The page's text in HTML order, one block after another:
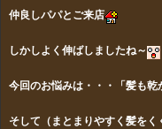
仲良しパパとご来店
しかしよく伸ばしましたね～
今回のお悩みは・・・「髪も
そして（まとまりやすく髪をく